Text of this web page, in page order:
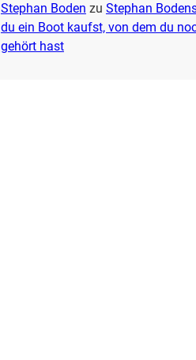
Stephan Boden zu Stephan
du ein Boot kaufst, von dem du
gehört hast